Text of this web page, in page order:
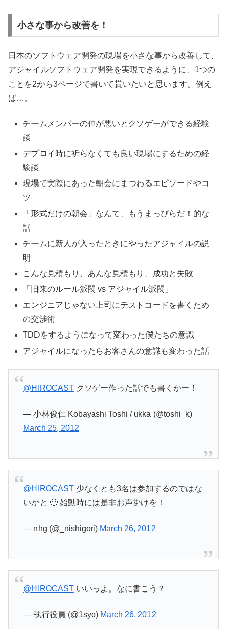
小さな事から改善を！
日本のソフトウェア開発の現場を小さな事から改善して、
アジャイルソフトウェア開発を実現できるように、1つの
ことを2から3ページで書いて貰いたいと思います。例え
ば…。
チームメンバーの仲が悪いとクソゲーができる経験
談
デプロイ時に祈らなくても良い現場にするための経
験談
現場で実際にあった朝会にまつわるエピソードやコ
ツ
「形式だけの朝会」なんて、もうまっぴらだ！的な
話
チームに新人が入ったときにやったアジャイルの説
明
こんな見積もり、あんな見積もり、成功と失敗
「旧来のルール派閥 vs アジャイル派閥」
エンジニアじゃない上司にテストコードを書くため
の交渉術
TDDをするようになって変わった僕たちの意識
アジャイルになったらお客さんの意識も変わった話
@HIROCASTクソゲー作った話でも書くかー！
— 小林俊仁 Kobayashi Toshi / ukka (@toshi_k)
March 25, 2012
@HIROCAST少なくとも3名は参加するのではな
いかと 🙂 始動時には是非お声掛けを！
— nhg (@_nishigori) March 26, 2012
@HIROCASTいいっよ。なに書こう？
— 執行役員 (@1syo) March 26, 2012